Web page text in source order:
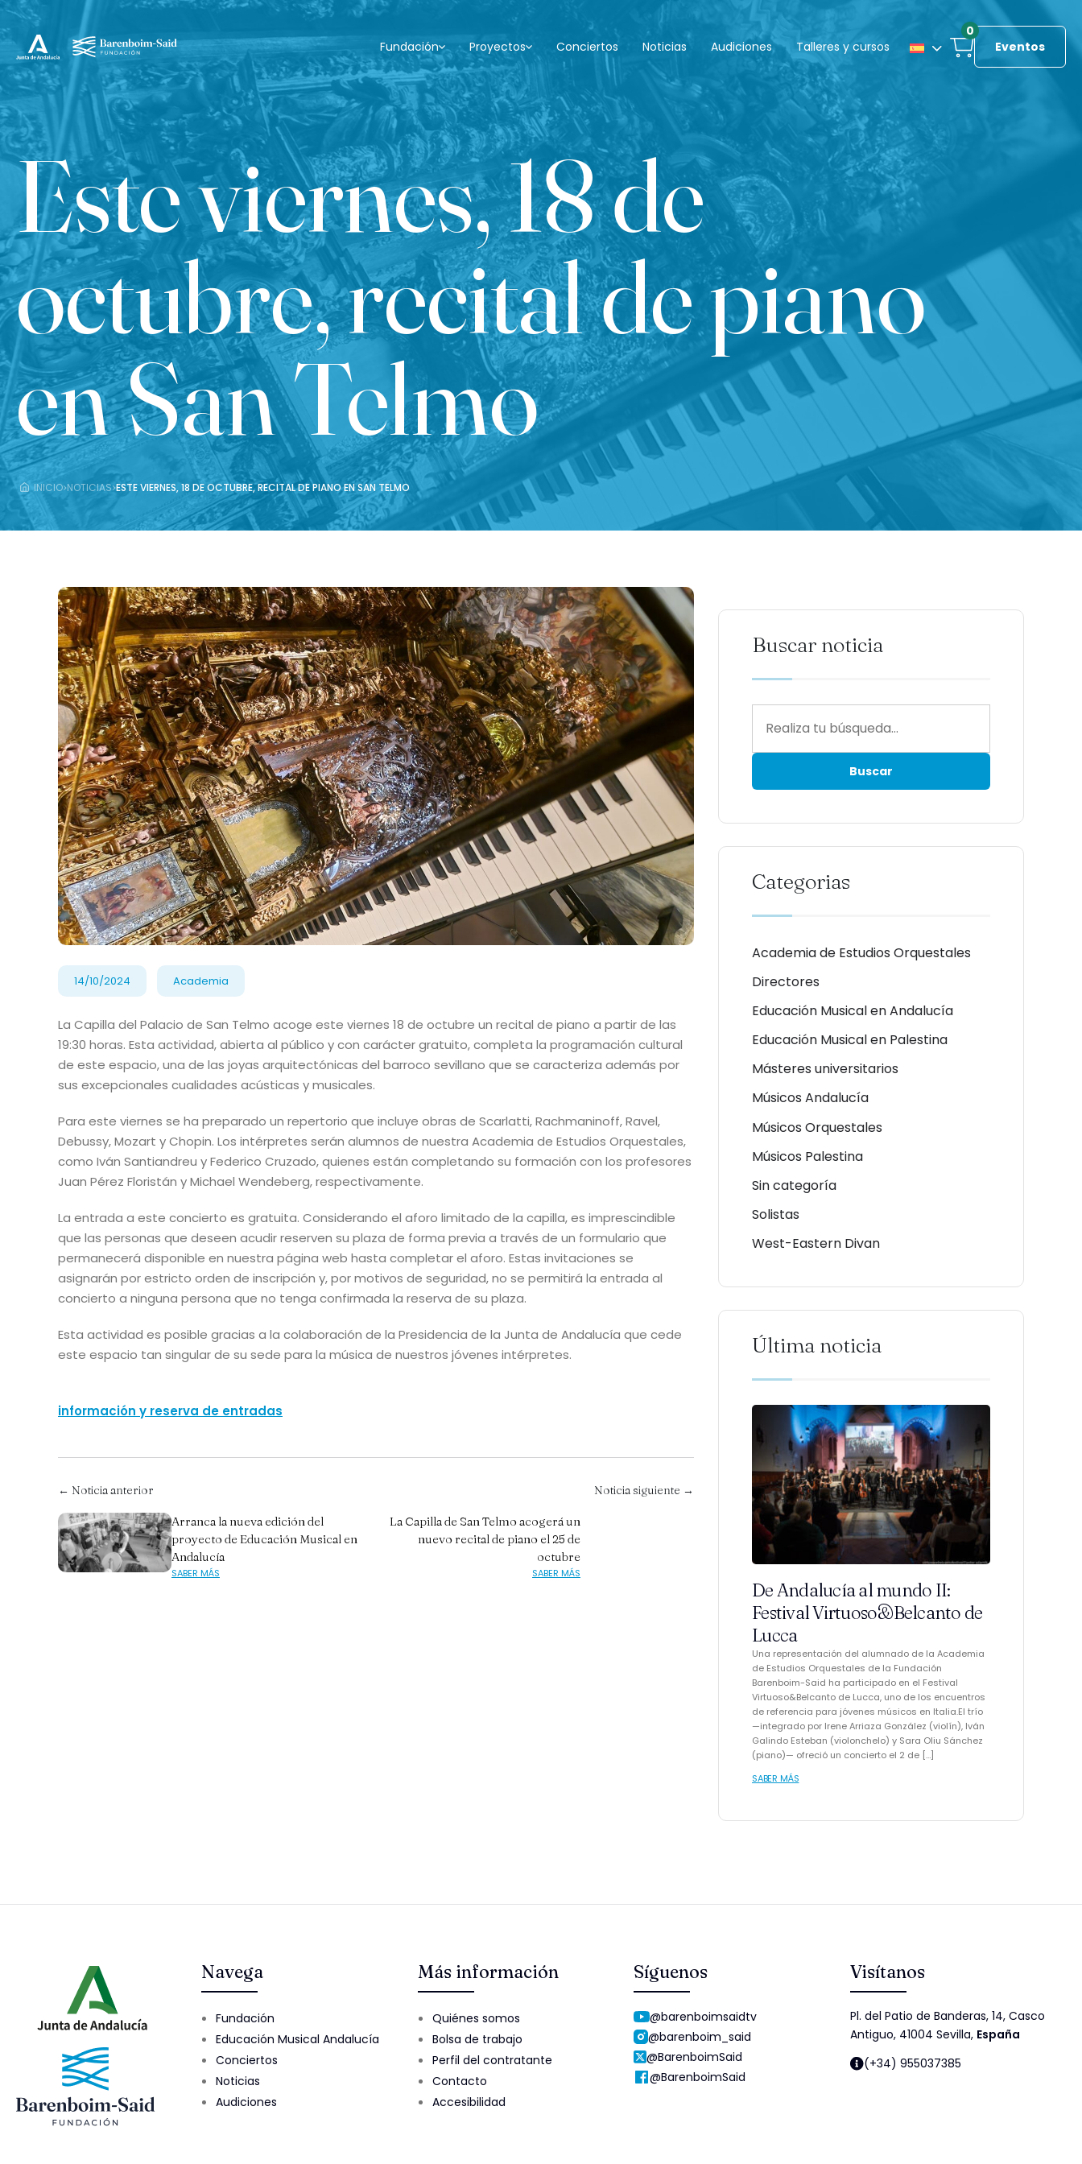
Fundación Proyectos Conciertos Noticias Audiciones Talleres y cursos
0
Eventos
Este viernes, 18 de
octubre, recital de piano
en San Telmo
INICIO›NOTICIAS›ESTE VIERNES, 18 DE OCTUBRE, RECITAL DE PIANO EN SAN TELMO
14/10/2024 Academia
La Capilla del Palacio de San Telmo acoge este viernes 18 de octubre un recital de piano a partir de las
19:30 horas. Esta actividad, abierta al público y con carácter gratuito, completa la programación cultural
de este espacio, una de las joyas arquitectónicas del barroco sevillano que se caracteriza además por
sus excepcionales cualidades acústicas y musicales.
Para este viernes se ha preparado un repertorio que incluye obras de Scarlatti, Rachmaninoff, Ravel,
Debussy, Mozart y Chopin. Los intérpretes serán alumnos de nuestra Academia de Estudios Orquestales,
como Iván Santiandreu y Federico Cruzado, quienes están completando su formación con los profesores
Juan Pérez Floristán y Michael Wendeberg, respectivamente.
La entrada a este concierto es gratuita. Considerando el aforo limitado de la capilla, es imprescindible
que las personas que deseen acudir reserven su plaza de forma previa a través de un formulario que
permanecerá disponible en nuestra página web hasta completar el aforo. Estas invitaciones se
asignarán por estricto orden de inscripción y, por motivos de seguridad, no se permitirá la entrada al
concierto a ninguna persona que no tenga confirmada la reserva de su plaza.
Esta actividad es posible gracias a la colaboración de la Presidencia de la Junta de Andalucía que cede
este espacio tan singular de su sede para la música de nuestros jóvenes intérpretes.
información y reserva de entradas
← Noticia anterior
Arranca la nueva edición del
proyecto de Educación Musical en
Andalucía
SABER MÁS
Noticia siguiente →
La Capilla de San Telmo acogerá un
nuevo recital de piano el 25 de
octubre
SABER MÁS
Buscar noticia
Categorias
Academia de Estudios Orquestales
Directores
Educación Musical en Andalucía
Educación Musical en Palestina
Másteres universitarios
Músicos Andalucía
Músicos Orquestales
Músicos Palestina
Sin categoría
Solistas
West-Eastern Divan
Última noticia
De Andalucía al mundo II:
Festival Virtuoso&Belcanto de
Lucca
Una representación del alumnado de la Academia
de Estudios Orquestales de la Fundación
Barenboim-Said ha participado en el Festival
Virtuoso&Belcanto de Lucca, uno de los encuentros
de referencia para jóvenes músicos en Italia.El trío
—integrado por Irene Arriaza González (violín), Iván
Galindo Esteban (violonchelo) y Sara Oliu Sánchez
(piano)— ofreció un concierto el 2 de […]
SABER MÁS
Navega
Fundación
Educación Musical Andalucía
Conciertos
Noticias
Audiciones
Más información
Quiénes somos
Bolsa de trabajo
Perfil del contratante
Contacto
Accesibilidad
Síguenos
@barenboimsaidtv
@barenboim_said
@BarenboimSaid
@BarenboimSaid
Visítanos
Pl. del Patio de Banderas, 14, Casco
Antiguo, 41004 Sevilla, España
(+34) 955037385